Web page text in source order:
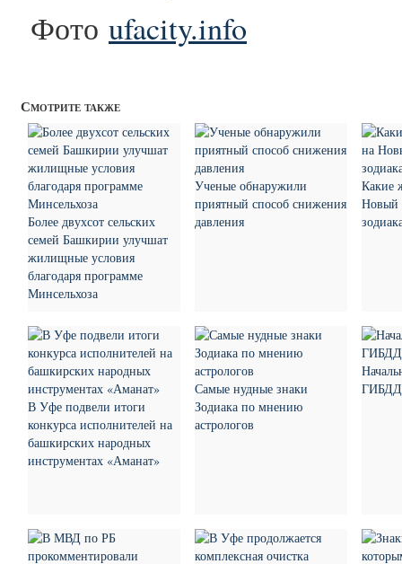
Фото ufacity.info
Смотрите также
Более двухсот сельских
семей Башкирии улучшат
жилищные условия
благодаря программе
Минсельхоза
Ученые обнаружили
приятный способ снижения
давления
Какие
Новый
В Уфе подвели итоги
конкурса исполнителей на
башкирских народных
инструментах «Аманат»
Самые нудные знаки
Зодиака по мнению
астрологов
ГИБДД